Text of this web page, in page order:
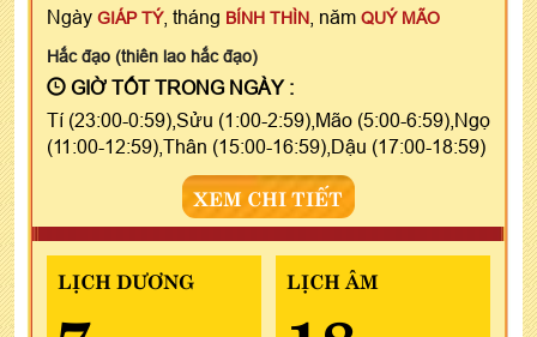
Ngày GIÁP TÝ, tháng BÍNH THÌN , năm QUÝ MÃO
Hắc đạo (thiên lao hắc đạo)
GIỜ TỐT TRONG NGÀY :
Tí (23:00-0:59),Sửu (1:00-2:59),Mão (5:00-6:59),Ngọ
(11:00-12:59),Thân (15:00-16:59),Dậu (17:00-18:59)
XEM CHI TIẾT
LỊCH DƯƠNG LỊCH ÂM